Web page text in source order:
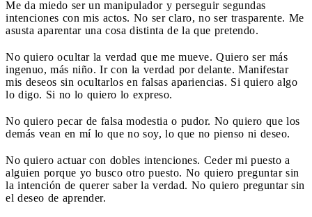
Me da miedo ser un manipulador y perseguir segundas
intenciones con mis actos. No ser claro, no ser trasparente. Me
asusta aparentar una cosa distinta de la que pretendo.
No quiero ocultar la verdad que me mueve. Quiero ser más
ingenuo, más niño. Ir con la verdad por delante. Manifestar
mis deseos sin ocultarlos en falsas apariencias. Si quiero algo
lo digo. Si no lo quiero lo expreso.
No quiero pecar de falsa modestia o pudor. No quiero que los
demás vean en mí lo que no soy, lo que no pienso ni deseo.
No quiero actuar con dobles intenciones. Ceder mi puesto a
alguien porque yo busco otro puesto. No quiero preguntar sin
la intención de querer saber la verdad. No quiero preguntar sin
el deseo de aprender.